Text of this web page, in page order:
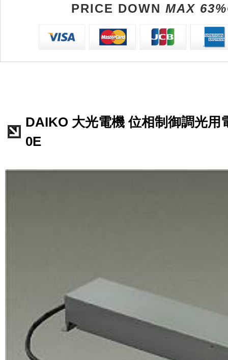
PRICE DOWN MAX
DAIKO 大光電機 位相制御調光用
0E